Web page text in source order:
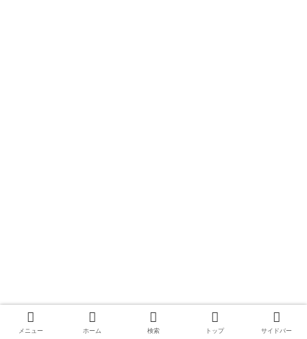
メニュー ホーム 検索 トップ サイドバー